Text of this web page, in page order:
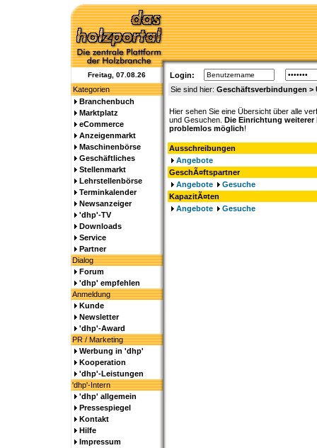
Freitag, 07.08.26
Login:
Kategorien
Sie sind hier: Geschäftsverbindungen >
Branchenbuch
Marktplatz
eCommerce
Anzeigenmarkt
Maschinenbörse
Geschäftliches
Stellenmarkt
Lehrstellenbörse
Terminkalender
Newsanzeiger
'dhp'-TV
Downloads
Service
Partner
Dialog
Forum
'dhp' empfehlen
Anmeldung
Kunde
Newsletter
'dhp'-Award
PR / Marketing
Werbung in 'dhp'
Kooperation
'dhp'-Leistungen
'dhp'-Intern
'dhp' allgemein
Pressespiegel
Kontakt
Hilfe
Impressum
Hier sehen Sie eine Übersicht über alle
und Gesuchen. Die Einrichtung
problemlos möglich!
Ausschreibungen
Angebote
GeschÃ¤ftspartner
Angebote
Gesuche
KapazitÃ¤ten
Angebote
Gesuche